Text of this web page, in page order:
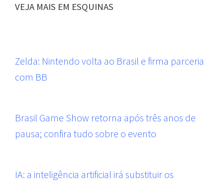
VEJA MAIS EM ESQUINAS
Zelda: Nintendo volta ao Brasil e firma parceria
com BB
Brasil Game Show retorna após três anos de
pausa; confira tudo sobre o evento
IA: a inteligência artificial irá substituir os